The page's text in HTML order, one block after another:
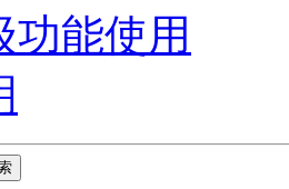
功能使用